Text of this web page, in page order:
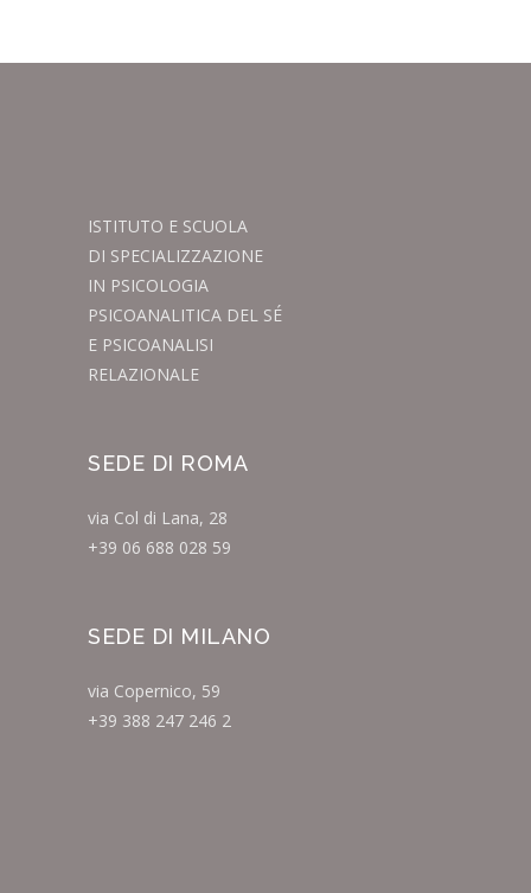
ISTITUTO E SCUOLA
DI SPECIALIZZAZIONE
IN PSICOLOGIA
PSICOANALITICA DEL SÉ
E PSICOANALISI
RELAZIONALE
SEDE DI ROMA
via Col di Lana, 28
+39 06 688 028 59
SEDE DI MILANO
via Copernico, 59
+39 388 247 246 2